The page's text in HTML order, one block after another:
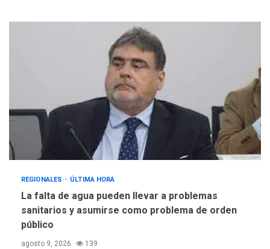
REGIONALES ÚLTIMA HORA
La falta de agua pueden llevar a problemas
sanitarios y asumirse como problema de orden
público
agosto 9, 2026 139